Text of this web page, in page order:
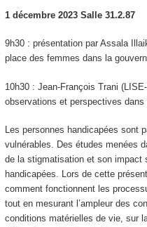
1 décembre 2023 Salle 31.2.87
9h30 : présentation par Assala
place des femmes dans la
10h30 : Jean-François Trani
observations et perspectives
Les personnes handicapées sont
vulnérables. Des études menées
de la stigmatisation et son impact
handicapées. Lors de cette
comment fonctionnent les
tout en mesurant l’ampleur des
conditions matérielles de vie, sur